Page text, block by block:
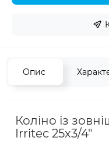
Опис
Коліно із
Irritec 25х3/4"